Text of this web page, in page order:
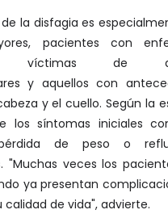
la disfagia es
pacientes con
víctimas de
y aquellos con
y el cuello. Según la
los síntomas iniciales
de peso o
"Muchas veces los
ya presentan
de vida", advierte.